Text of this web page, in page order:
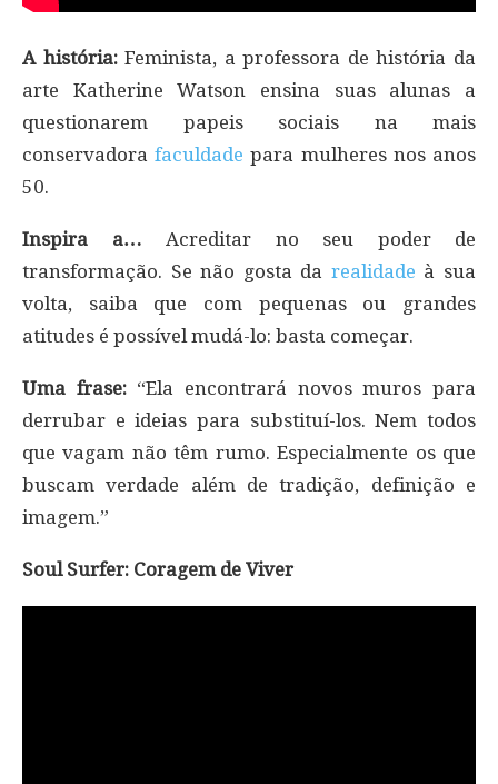
A história:Feminista, a professora de história da
arte Katherine Watson ensina suas alunas a
questionarem papeis sociais na mais
conservadorafaculdade para mulheres nos anos
50.
Inspira a… Acreditar no seu poder de
transformação. Se não gosta da realidade à sua
volta, saiba que com pequenas ou grandes
atitudes é possível mudá-lo: basta começar.
Uma frase:“Ela encontrará novos muros para
derrubar e ideias para substituí-los. Nem todos
que vagam não têm rumo. Especialmente os que
buscam verdade além de tradição, definição e
imagem.”
Soul Surfer: Coragem de Viver